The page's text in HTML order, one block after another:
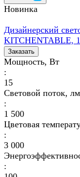
Новинка
Дизайнерский
KITCHENTABLE,
Заказать
Мощность, Вт
:
15
Световой поток, лм
:
1 500
Цветовая
:
3 000
: